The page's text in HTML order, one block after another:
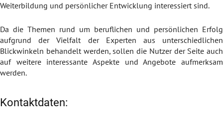
Weiterbildung und persönlicher Entwicklung interessiert sind.
Da die Themen rund um beruflichen und persönlichen Erfolg
aufgrund der Vielfalt der Experten aus unterschiedlichen
Blickwinkeln behandelt werden, sollen die Nutzer der Seite auch
auf weitere interessante Aspekte und Angebote aufmerksam
werden.
Kontaktdaten: